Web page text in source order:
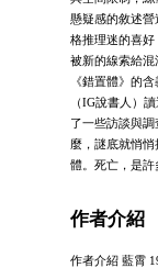
懸疑感的敘述
格推理迷的喜好
被新的線索給
《錯置體》的
（IG說書人）
了一些訪談與
麼，謎底就悄
體。死亡，是許
作者介紹
作者介紹 藍霄